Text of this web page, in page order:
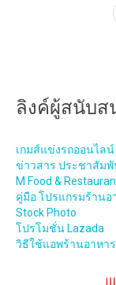
ลิงค์ผู้สนับส
เกมส์แข่งรถออนไลน์
ข่าวสาร ประชาสัม
M Food &
คู่มือ โปรแกรมร้านอ
Stock Photo
โปรโมชั่น Lazada
วิธีใช้แอพร้านอาหา